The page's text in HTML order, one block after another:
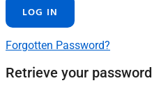
Forgotten Password?
Retrieve your password